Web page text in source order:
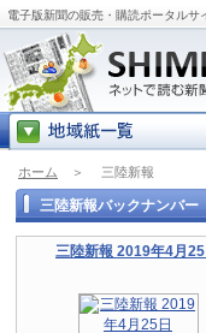
電子版新聞の販売・購読ポータルサ
ホーム ＞ 三陸新報
三陸新報バックナンバー
三陸新報 2019年4月25